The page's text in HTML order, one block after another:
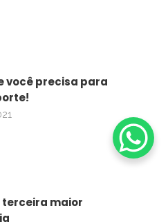
você precisa para
terceira maior